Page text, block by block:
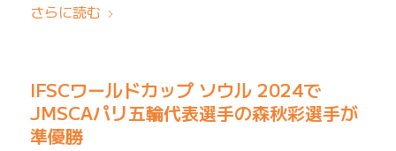
さらに読む
IFSCワールドカップ ソウル 2024で
JMSCAパリ五輪代表選手の森秋彩選手が
準優勝